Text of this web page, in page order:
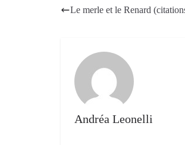
Le merle et le Renard
Andréa Leonelli